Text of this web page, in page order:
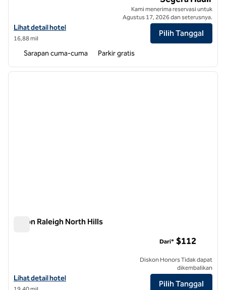
Lihat detail hotel untuk Home2 Suites by Hilton Raleigh Crabtree
Lihat detail hotel
16,88 mil
Kami menerima reservasi untuk
Agustus 17, 2026 dan seterusnya.
Pilih Tanggal
Sarapan cuma-cuma Parkir gratis
1 dari 12
Hilton Raleigh North Hills
Lihat detail hotel untuk Hilton Raleigh North Hills
Lihat detail hotel
Dari* $112
Diskon Honors Tidak dapat
dikembalikan
Pilih Tanggal